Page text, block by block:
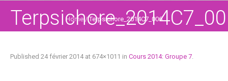
Home /Terpsichore_2014C7_006
Published 24 février 2014at 674×1011 in Cours 2014: Groupe 7.